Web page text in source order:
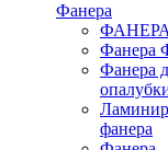
Фанера
Фанера
Фанера
фанера